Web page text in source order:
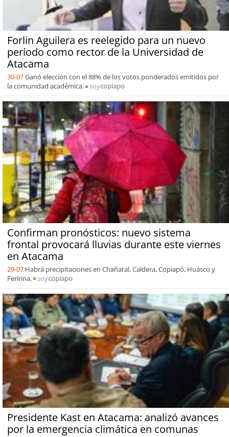
Forlin Aguilera es reelegido para un nuevo
período como rector de la Universidad de
Atacama
30-07Ganó elección con el 88% de los votos ponderados emitidos por
la comunidad académica.
soycopiapo
Confirman pronósticos: nuevo sistema
frontal provocará lluvias durante este viernes
en Atacama
29-07 Habrá precipitaciones en Chañaral, Caldera, Copiapó, Huasco y
Feririna.
soycopiapo
Presidente Kast en Atacama: analizó avances
por la emergencia climática en comunas